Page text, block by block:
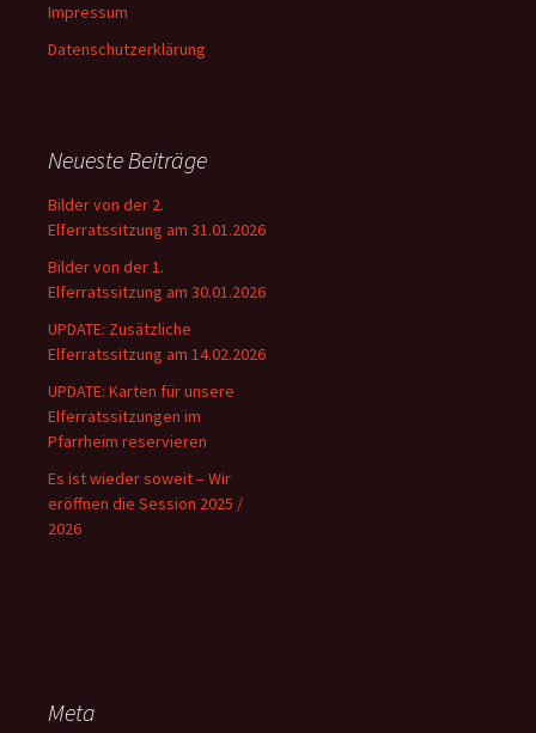
Impressum
Datenschutzerklärung
Neueste Beiträge
Bilder von der 2.
Elferratssitzung am 31.01.2026
Bilder von der 1.
Elferratssitzung am 30.01.2026
UPDATE: Zusätzliche
Elferratssitzung am 14.02.2026
UPDATE: Karten für unsere
Elferratssitzungen im
Pfarrheim reservieren
Es ist wieder soweit – Wir
eröffnen die Session 2025 /
2026
Meta